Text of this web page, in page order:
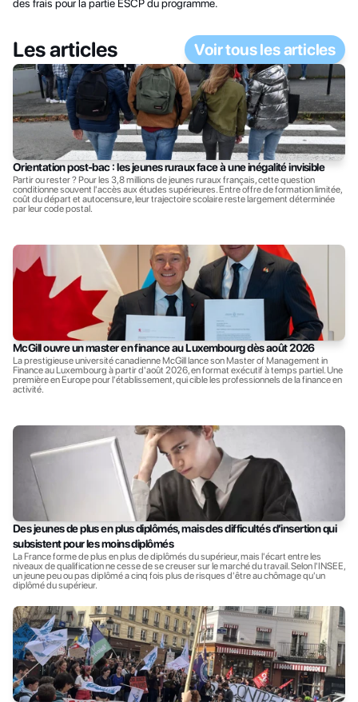
des frais pour la partie ESCP du programme.
Les articles Voir tous les articles
Orientation post-bac : les jeunes ruraux face à une inégalité invisible
Partir ou rester ? Pour les 3,8 millions de jeunes ruraux français, cette question
conditionne souvent l'accès aux études supérieures. Entre offre de formation limitée,
coût du départ et autocensure, leur trajectoire scolaire reste largement déterminée
par leur code postal.
McGill ouvre un master en finance au Luxembourg dès août 2026
La prestigieuse université canadienne McGill lance son Master of Management in
Finance au Luxembourg à partir d'août 2026, en format exécutif à temps partiel. Une
première en Europe pour l'établissement, qui cible les professionnels de la finance en
activité.
Des jeunes de plus en plus diplômés, mais des difficultés d’insertion qui
subsistent pour les moins diplômés
La France forme de plus en plus de diplômés du supérieur, mais l'écart entre les
niveaux de qualification ne cesse de se creuser sur le marché du travail. Selon l'INSEE,
un jeune peu ou pas diplômé a cinq fois plus de risques d'être au chômage qu'un
diplômé du supérieur.